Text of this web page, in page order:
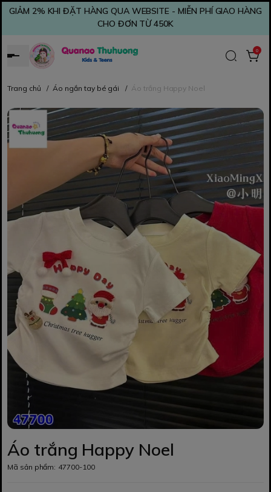
GIẢM 2% KHI ĐẶT HÀNG QUA WEBSITE - MIỄN PHÍ GIAO HÀNG
CHO ĐƠN TỪ 450K
0
Trang chủ / Áo ngắn tay bé gái / Áo trắng Happy Noel
Áo trắng Happy Noel
Mã sản phẩm: 47700-100